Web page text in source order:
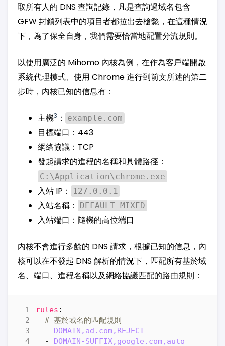
取所有人的 DNS 查詢記錄，凡是查詢過域名包含
GFW 封鎖列表中的項目者都拉出去槍斃，在這種情況
下，為了保全自身，我們需要恰當地配置分流規則。
以使用廣泛的 Mihomo 內核為例，在作為客戶端開啟
系統代理模式、使用 Chrome 進行到前文所述的第二
步時，內核已知的信息有：
主機3 ： example.com
目標端口：443
網絡協議：TCP
發起請求的進程的名稱和具體路徑：
C:\Application\chrome.exe
入站 IP： 127.0.0.1
入站名稱： DEFAULT-MIXED
入站端口：隨機的高位端口
內核不會進行多餘的 DNS 請求，根據已知的信息，內
核可以在不發起 DNS 解析的情況下，匹配所有基於域
名、端口、進程名稱以及網絡協議匹配的路由規則：
rules :
# 基於域名的匹配規則
- DOMAIN,ad.com,REJECT
- DOMAIN-SUFFIX,google.com,auto